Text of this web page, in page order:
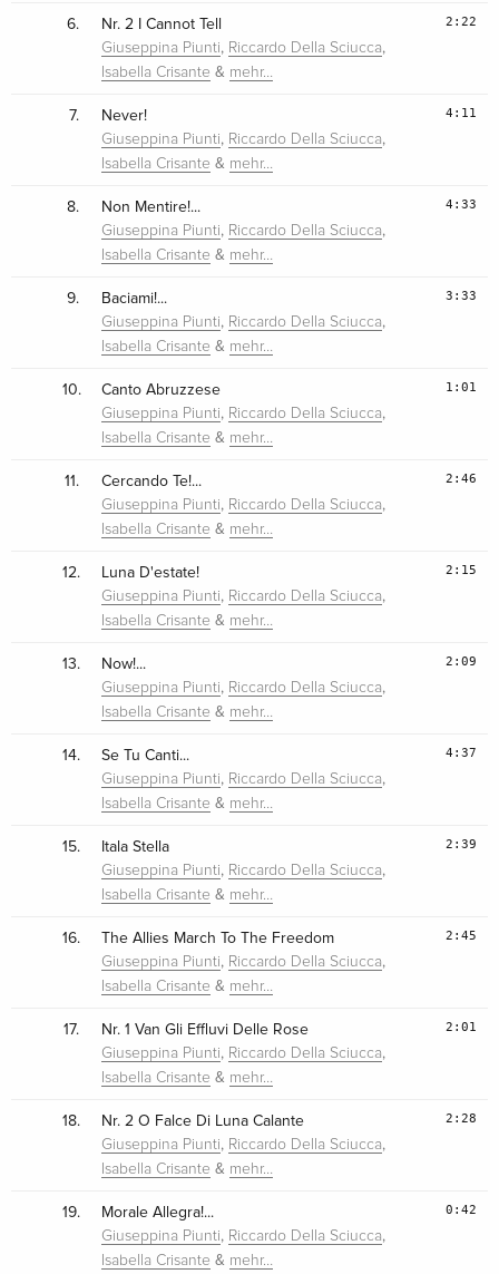
6. Nr. 2 I Cannot Tell
Giuseppina Piunti, Riccardo Della Sciucca,
Isabella Crisante & mehr…
2:22
7. Never!
Giuseppina Piunti, Riccardo Della Sciucca,
Isabella Crisante & mehr…
4:11
8. Non Mentire!...
Giuseppina Piunti, Riccardo Della Sciucca,
Isabella Crisante & mehr…
4:33
9. Baciami!...
Giuseppina Piunti, Riccardo Della Sciucca,
Isabella Crisante & mehr…
3:33
10. Canto Abruzzese
Giuseppina Piunti, Riccardo Della Sciucca,
Isabella Crisante & mehr…
1:01
11. Cercando Te!...
Giuseppina Piunti, Riccardo Della Sciucca,
Isabella Crisante & mehr…
2:46
12. Luna D'estate!
Giuseppina Piunti, Riccardo Della Sciucca,
Isabella Crisante & mehr…
2:15
13. Now!...
Giuseppina Piunti, Riccardo Della Sciucca,
Isabella Crisante & mehr…
2:09
14. Se Tu Canti...
Giuseppina Piunti, Riccardo Della Sciucca,
Isabella Crisante & mehr…
4:37
15. Itala Stella
Giuseppina Piunti, Riccardo Della Sciucca,
Isabella Crisante & mehr…
2:39
16. The Allies March To The Freedom
Giuseppina Piunti, Riccardo Della Sciucca,
Isabella Crisante & mehr…
2:45
17. Nr. 1 Van Gli Effluvi Delle Rose
Giuseppina Piunti, Riccardo Della Sciucca,
Isabella Crisante & mehr…
2:01
18. Nr. 2 O Falce Di Luna Calante
Giuseppina Piunti, Riccardo Della Sciucca,
Isabella Crisante & mehr…
2:28
19. Morale Allegra!...
Giuseppina Piunti, Riccardo Della Sciucca,
Isabella Crisante & mehr…
0:42